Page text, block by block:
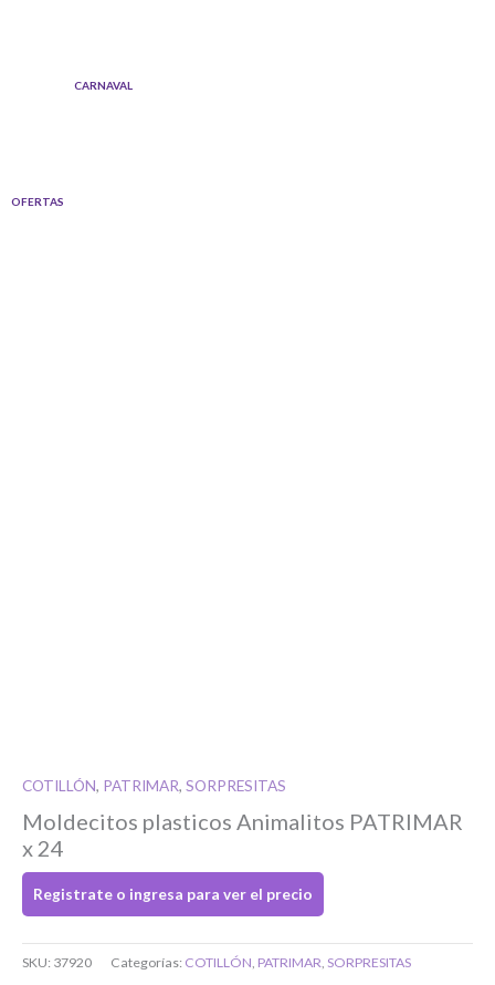
OFERTAS
CARNAVAL
COTILLÓN, PATRIMAR, SORPRESITAS
Moldecitos plasticos Animalitos PATRIMAR
x 24
Registrate o ingresa para ver el precio
SKU: 37920 Categorías: COTILLÓN PATRIMAR SORPRESITAS
Bienvenido/a